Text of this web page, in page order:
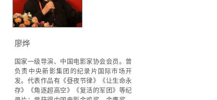
廖烨
国家一级导演、中国电影家协会会员。曾
负责中央新影集团的纪录片国际市场开
发。代表作品有《昼夜节律》《让生命永
存》《角逐超高空》《复活的军团》等纪